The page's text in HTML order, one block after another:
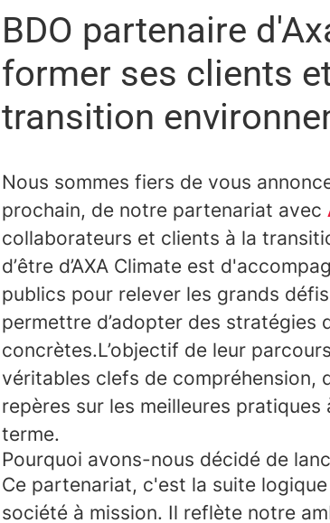
BDO partenaire
former ses clients
transition
Nous sommes fiers de vous
prochain, de notre partenariat avec
collaborateurs et clients à la
d’être d’AXA Climate est
publics pour relever les grands
permettre d’adopter des stratégies
concrètes.L’objectif de leur
véritables clefs de compréhension,
repères sur les meilleures
terme.
Pourquoi avons-nous décidé de
Ce partenariat, c'est la suite
société à mission. Il reflète notre